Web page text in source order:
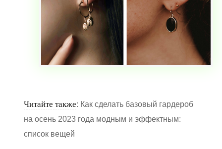
Читайте также: Как сделать базовый гардероб
на осень 2023 года модным и эффектным:
список вещей